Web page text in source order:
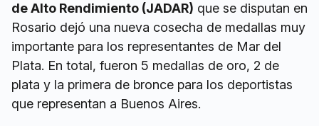
de Alto Rendimiento (JADAR) que se disputan en
Rosario dejó una nueva cosecha de medallas muy
importante para los representantes de Mar del
Plata. En total, fueron 5 medallas de oro, 2 de
plata y la primera de bronce para los deportistas
que representan a Buenos Aires.